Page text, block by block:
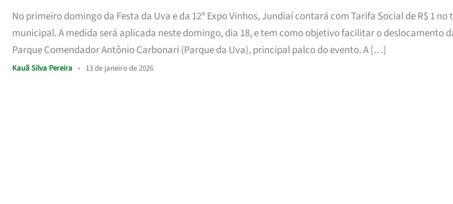
No primeiro domingo da Festa da Uva e da 12ª Expo Vinhos, Jundiaí contará com Tarifa Social de R$ 1
municipal. A medida será aplicada neste domingo, dia 18, e tem como objetivo facilitar o deslocamento
Parque Comendador Antônio Carbonari (Parque da Uva), principal palco do evento. A […]
Kauã Silva Pereira • 13 de janeiro de 2026